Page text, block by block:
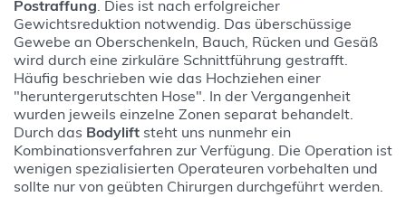
Postraffung. Dies ist nach erfolgreicher
Gewichtsreduktion notwendig. Das überschüssige
Gewebe an Oberschenkeln, Bauch, Rücken und Gesäß
wird durch eine zirkuläre Schnittführung gestrafft.
Häufig beschrieben wie das Hochziehen einer
"heruntergerutschten Hose". In der Vergangenheit
wurden jeweils einzelne Zonen separat behandelt.
Durch das Bodylift steht uns nunmehr ein
Kombinationsverfahren zur Verfügung. Die Operation ist
wenigen spezialisierten Operateuren vorbehalten und
sollte nur von geübten Chirurgen durchgeführt werden.